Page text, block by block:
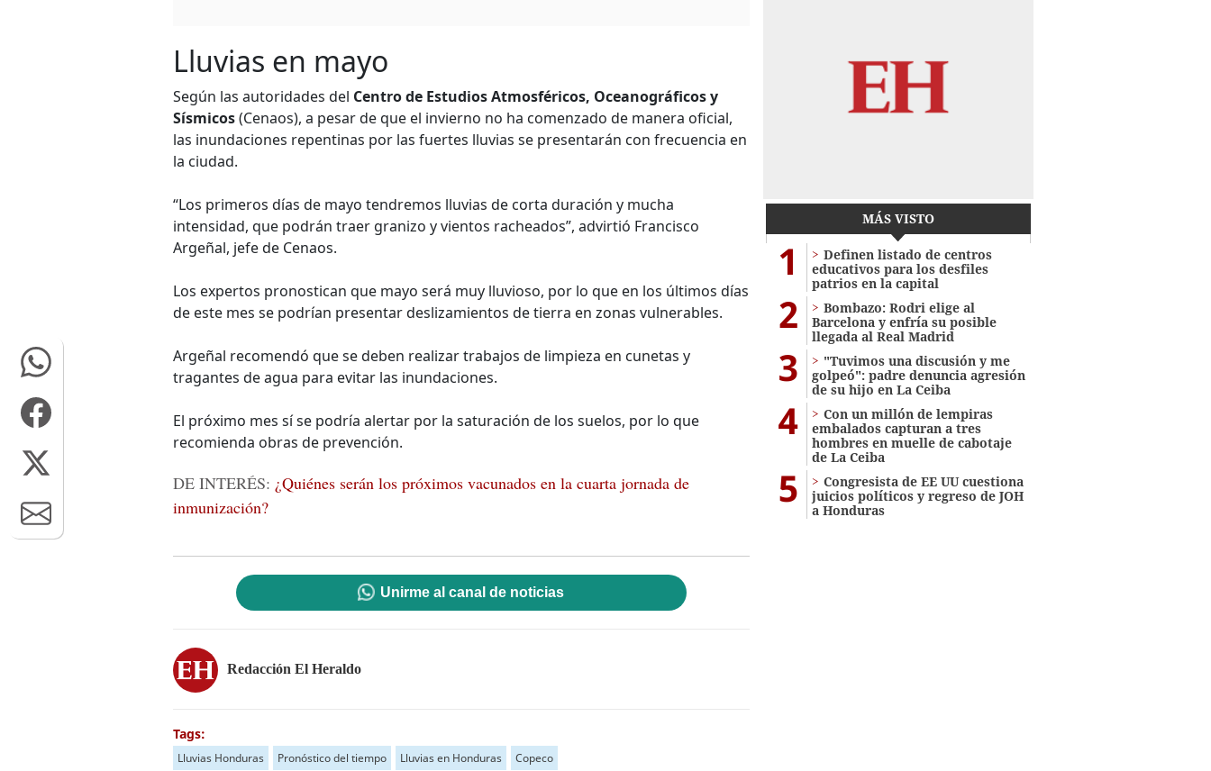
Lluvias en mayo
Según las autoridades del Centro de Estudios Atmosféricos, Oceanográficos y
Sísmicos(Cenaos), a pesar de que el invierno no ha comenzado de manera oficial,
las inundaciones repentinas por las fuertes lluvias se presentarán con frecuencia en
la ciudad.
“Los primeros días de mayo tendremos lluvias de corta duración y mucha
intensidad, que podrán traer granizo y vientos racheados”, advirtió Francisco
Argeñal, jefe de Cenaos.
Los expertos pronostican que mayo será muy lluvioso, por lo que en los últimos días
de este mes se podrían presentar deslizamientos de tierra en zonas vulnerables.
Argeñal recomendó que se deben realizar trabajos de limpieza en cunetas y
tragantes de agua para evitar las inundaciones.
El próximo mes sí se podría alertar por la saturación de los suelos, por lo que
recomienda obras de prevención.
DE INTERÉS: ¿Quiénes serán los próximos vacunados en la cuarta jornada de
inmunización?
Unirme al canal de noticias
Redacción El Heraldo
Tags:
Lluvias Honduras Pronóstico del tiempo Lluvias en Honduras Copeco
MÁS VISTO
1
Definen listado de centros
educativos para los desfiles
patrios en la capital
2
Bombazo: Rodri elige al
Barcelona y enfría su posible
llegada al Real Madrid
3
"Tuvimos una discusión y me
golpeó": padre denuncia agresión
de su hijo en La Ceiba
4
Con un millón de lempiras
embalados capturan a tres
hombres en muelle de cabotaje
de La Ceiba
5
Congresista de EE UU cuestiona
juicios políticos y regreso de JOH
a Honduras